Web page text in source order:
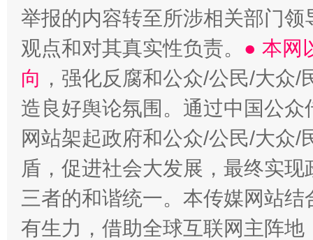
举报的内容转至所涉相关部门
观点和对其真实性负责。 ● 本网
向 ，强化反腐和公众/公民/大众
造良好舆论氛围。通过中国公
网站架起政府和公众/公民/大众
盾，促进社会大发展，最终实
三者的和谐统一。本传媒网站
有生力，借助全球互联网主阵